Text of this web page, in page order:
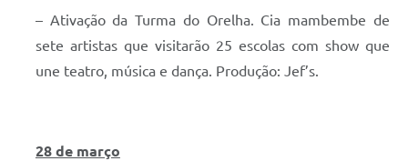
– Ativação da Turma do Orelha. Cia mambembe de
sete artistas que visitarão 25 escolas com show que
une teatro, música e dança. Produção: Jef’s.
28 de março